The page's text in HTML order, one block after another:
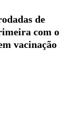
de
com o
vacinação